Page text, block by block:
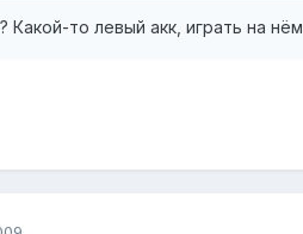
Какой-то левый акк, играть на